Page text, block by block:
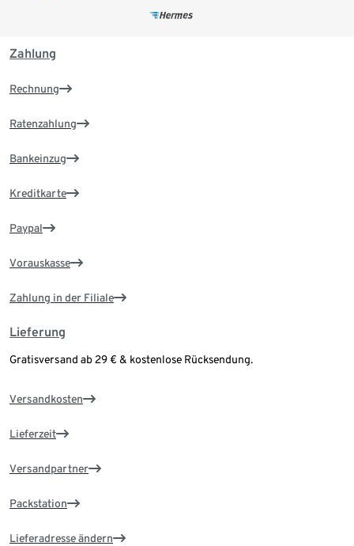
Zahlung
Rechnung
Ratenzahlung
Bankeinzug
Kreditkarte
Paypal
Vorauskasse
Zahlung in der Filiale
Lieferung
Gratisversand ab 29 € & kostenlose Rücksendung.
Versandkosten
Lieferzeit
Versandpartner
Packstation
Lieferadresse ändern